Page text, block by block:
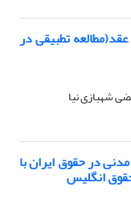
تطبیقی در
شهبازی نیا
در حقوق ایران با
انگلیس